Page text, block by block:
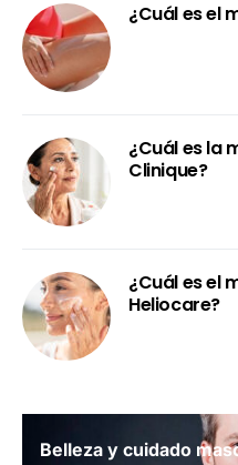
¿Cuál es el
¿Cuál es la
Clinique?
¿Cuál es el
Heliocare?
Belleza y cuidado